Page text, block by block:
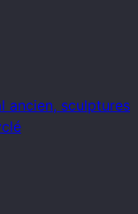
ancien, sculptures